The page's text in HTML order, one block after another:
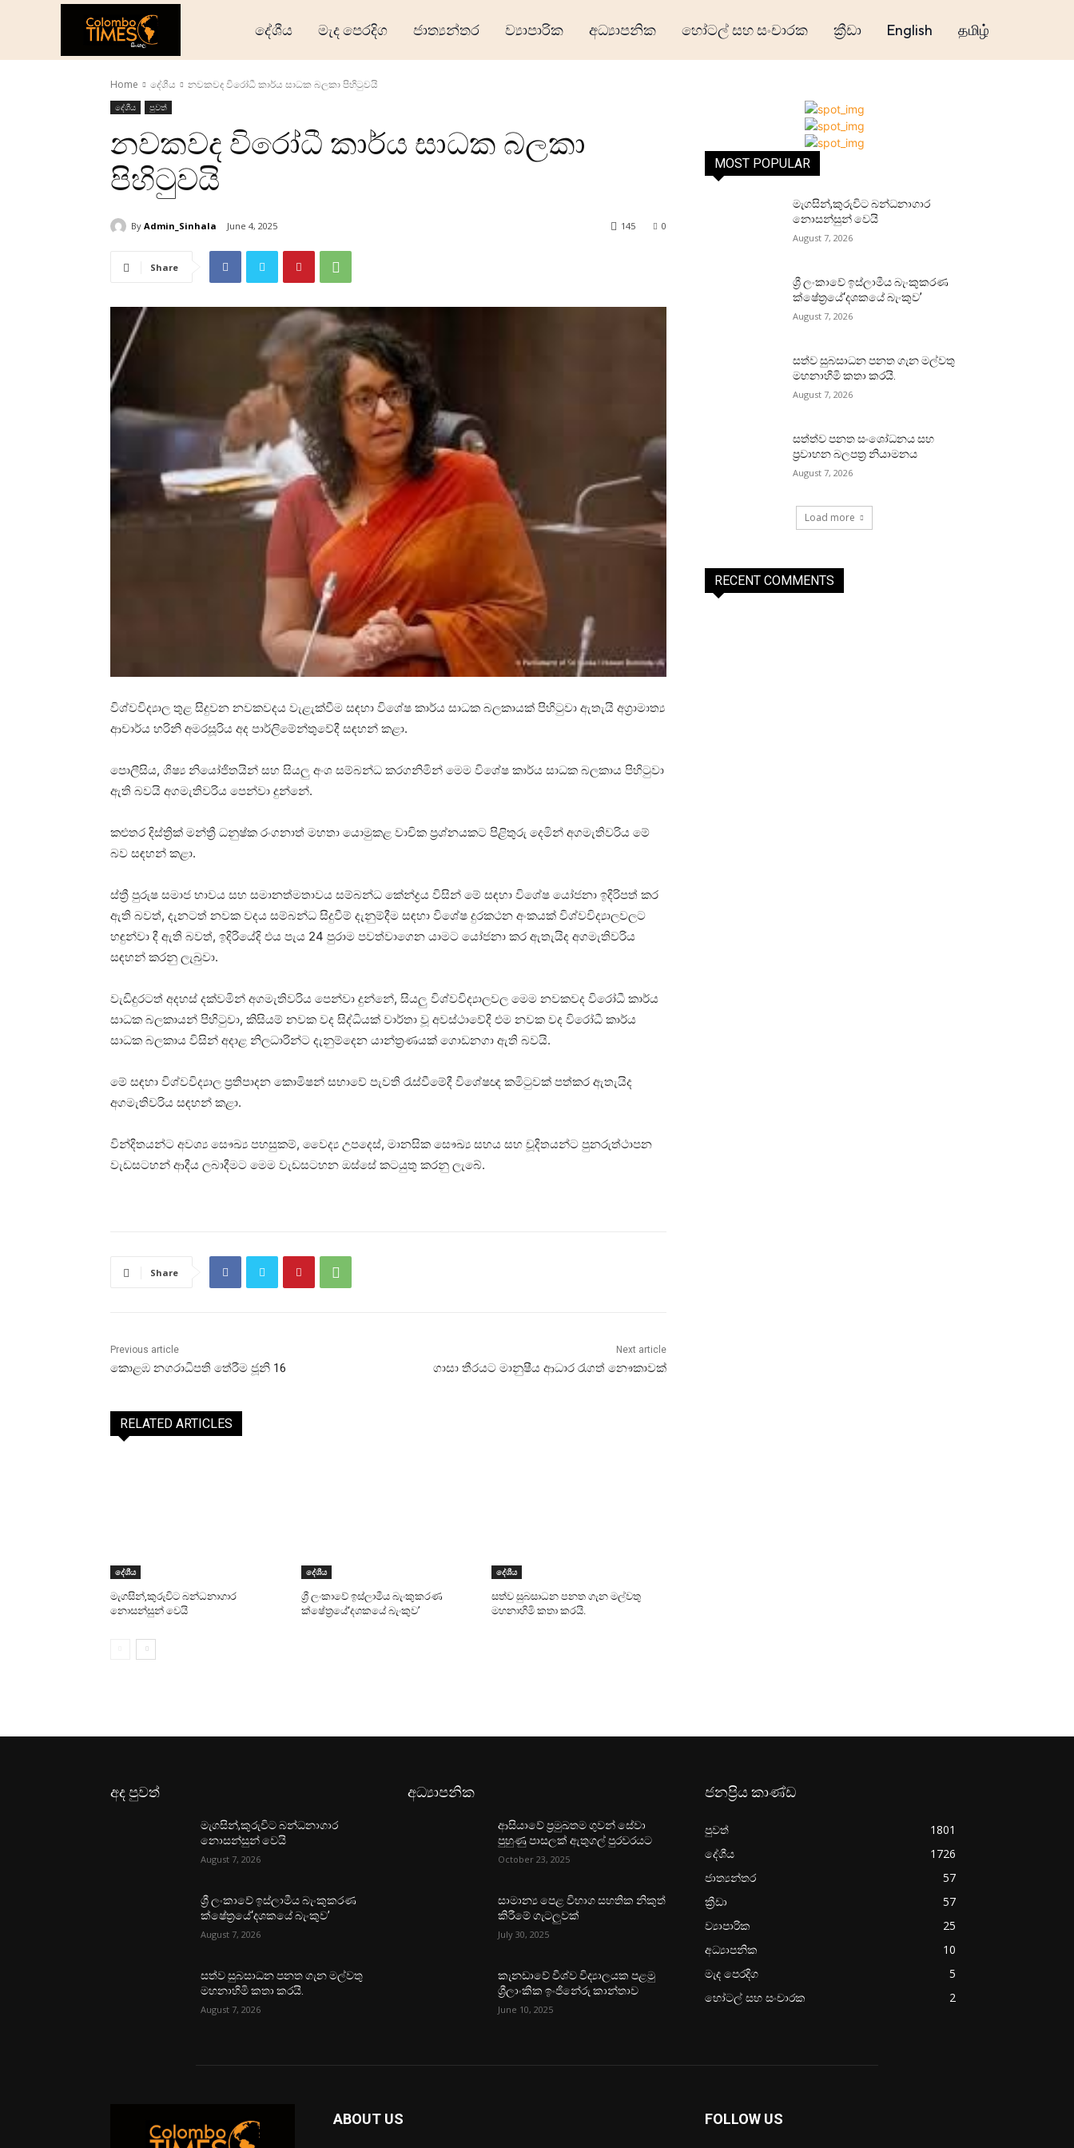
දේශීය මැද පෙරදිග ජාත්‍යන්තර ව්‍යාපාරික අධ්‍යාපනික හෝටල් සහ සංචාරක ක්‍රීඩා English தமிழ்
Home දේශීය නවකවද විරෝධී කාර්ය සාධක බලකා පිහිටුවයි
දේශීය පුවත්
නවකවද විරෝධී කාර්ය සාධක බලකා
පිහිටුවයි
By Admin_Sinhala June 4, 2025 0
145
Share
විශ්වවිද්‍යාල තුළ සිදුවන නවකවදය වැළැක්වීම සඳහා විශේෂ කාර්ය සාධක බලකායක් පිහිටුවා ඇතැයි අග්‍රාමාත්‍ය
ආචාර්ය හරිනි අමරසූරිය අද පාර්ලිමේන්තුවේදී සඳහන් කළා.
පොලීසිය, ශිෂ්‍ය නියෝජිතයින් සහ සියලු අංශ සම්බන්ධ කරගනිමින් මෙම විශේෂ කාර්ය සාධක බලකාය පිහිටුවා
ඇති බවයි අගමැතිවරිය පෙන්වා දුන්නේ.
කළුතර දිස්ත්‍රික් මන්ත්‍රී ධනුෂ්ක රංගනාත් මහතා යොමුකළ වාචික ප්‍රශ්නයකට පිළිතුරු දෙමින් අගමැතිවරිය මේ
බව සඳහන් කළා.
ස්ත්‍රී පුරුෂ සමාජ භාවය සහ සමානත්මතාවය සම්බන්ධ කේන්ද්‍රය විසින් මේ සඳහා විශේෂ යෝජනා ඉදිරිපත් කර
ඇති බවත්, දැනටත් නවක වදය සම්බන්ධ සිදුවීම් දැනුම්දීම සඳහා විශේෂ දුරකථන අංකයක් විශ්වවිද්‍යාලවලට
හඳුන්වා දී ඇති බවත්, ඉදිරියේදි එය පැය 24 පුරාම පවත්වාගෙන යාමට යෝජනා කර ඇතැයිද අගමැතිවරිය
සඳහන් කරනු ලැබුවා.
වැඩිදුරටත් අදහස් දක්වමින් අගමැතිවරිය පෙන්වා දුන්නේ, සියලු විශ්වවිද්‍යාලවල මෙම නවකවද විරෝධී කාර්ය
සාධක බලකායන් පිහිටුවා, කිසියම් නවක වද සිද්ධියක් වාර්තා වූ අවස්ථාවේදී එම නවක වද විරෝධී කාර්ය
සාධක බලකාය විසින් අදාළ නිලධාරින්ට දැනුම්දෙන යාන්ත්‍රණයක් ගොඩනගා ඇති බවයි.
මේ සඳහා විශ්වවිද්‍යාල ප්‍රතිපාදන කොමිෂන් සභාවේ පැවති රැස්වීමේදී විශේෂඥ කමිටුවක් පත්කර ඇතැයිද
අගමැතිවරිය සඳහන් කළා.
වින්දිතයන්ට අවශ්‍ය සෞඛ්‍ය පහසුකම්, වෛද්‍ය උපදෙස්, මානසික සෞඛ්‍ය සහය සහ චූදිතයන්ට පුනරුත්ථාපන
වැඩසටහන් ආදීය ලබාදීමට මෙම වැඩසටහන ඔස්සේ කටයුතු කරනු ලැබේ.
Share
Previous article
කොළඹ නගරාධිපති තේරීම ජූනි 16
Next article
ගාසා තීරයට මානුෂීය ආධාර රැගත් නෞකාවක්
RELATED ARTICLES
දේශීය
මැගසින්,කුරුවිට බන්ධනාගාර
නොසන්සුන් වෙයි
දේශීය
ශ්‍රී ලංකාවේ ඉස්ලාමීය බැංකුකරණ
ක්ෂේත්‍රයේ‘දශකයේ බැංකුව’
දේශීය
සත්ව සුබසාධන පනත ගැන මල්වතු
මහනාහිමි කතා කරයි.
MOST POPULAR
මැගසින්,කුරුවිට බන්ධනාගාර
නොසන්සුන් වෙයි
August 7, 2026
ශ්‍රී ලංකාවේ ඉස්ලාමීය බැංකුකරණ
ක්ෂේත්‍රයේ‘දශකයේ බැංකුව’
August 7, 2026
සත්ව සුබසාධන පනත ගැන මල්වතු
මහනාහිමි කතා කරයි.
August 7, 2026
සත්ත්ව පනත සංශෝධනය සහ
ප්‍රවාහන බලපත්‍ර නියාමනය
August 7, 2026
Load more
RECENT COMMENTS
අද පුවත්
මැගසින්,කුරුවිට බන්ධනාගාර
නොසන්සුන් වෙයි
August 7, 2026
ශ්‍රී ලංකාවේ ඉස්ලාමීය බැංකුකරණ
ක්ෂේත්‍රයේ‘දශකයේ බැංකුව’
August 7, 2026
සත්ව සුබසාධන පනත ගැන මල්වතු
මහනාහිමි කතා කරයි.
August 7, 2026
අධ්‍යාපනික
ආසියාවේ ප්‍රමුඛතම ගුවන් සේවා
පුහුණු පාසලක් ඇතුගල් පුරවරයට
October 23, 2025
සාමාන්‍ය පෙළ විභාග සහතික නිකුත්
කිරීමේ ගැටලුවක්
July 30, 2025
කැනඩාවේ විශ්ව විද්‍යාලයක පළමු
ශ්‍රීලාංකික ඉංජිනේරු කාන්තාව
June 10, 2025
ජනප්‍රිය කාණ්ඩ
පුවත්
1801
දේශීය
1726
ජාත්‍යන්තර
57
ක්‍රීඩා
57
ව්‍යාපාරික
25
අධ්‍යාපනික
10
මැද පෙරදිග
5
හෝටල් සහ සංචාරක
2
ABOUT US FOLLOW US